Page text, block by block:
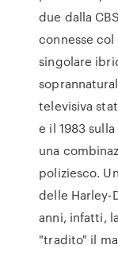
due dalla
connesse
singolare
televisiva
e il 1983
una
poliziesco.
delle Harley-
anni, infatti,
"tradito" il